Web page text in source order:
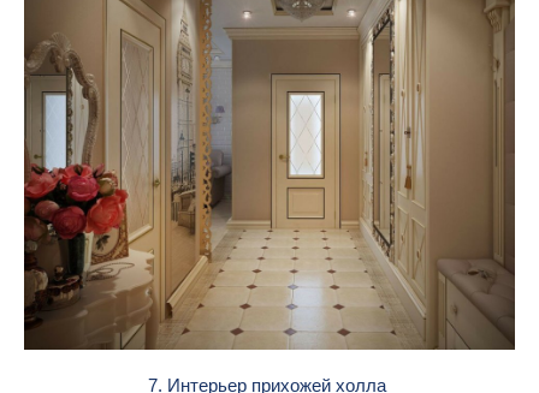
7. Интерьер прихожей холла